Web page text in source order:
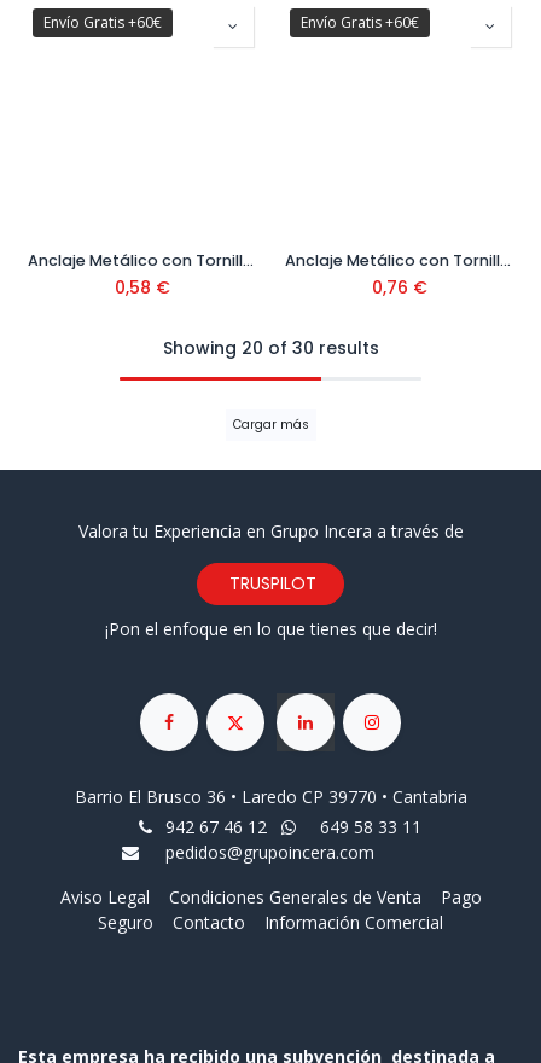
Envío Gratis +60€
Anclaje Metálico con Tornillo Hexagonal Ø12
0,58 €
Envío Gratis +60€
Anclaje Metálico con Tornillo Hexagonal Ø14
0,76 €
Showing 20 of 30 results
Cargar más
Valora tu Experiencia en Grupo Incera a través de
TRUSPILOT
¡Pon el enfoque en lo que tienes que decir!
Barrio El Brusco 36 • Laredo CP 39770 • Cantabria
942 67 46 12
649 58 33 11
pedidos@grupoincera.com
Aviso Legal
Condiciones Generales de Venta
Pago
Seguro
Contacto Información Comercial
Esta empresa ha recibido una subvención destinada a